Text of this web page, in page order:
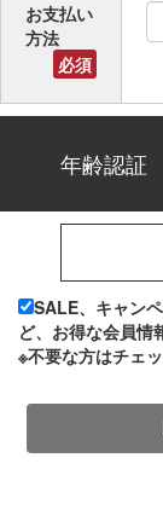
お支払い
方法
必須
年齢認証
SALE、キャン
ど、お得な会員情
※不要な方はチェ